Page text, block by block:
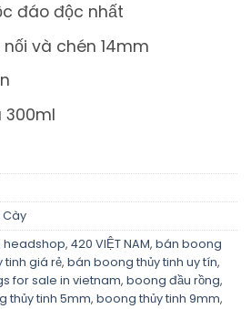
đáo độc nhất
và chén 14mm
300ml
Cày
headshop, 420 VIỆT NAM, bán boong
tinh giá rẻ, bán boong thủy tinh uy tín,
for sale in vietnam, boong đầu rồng,
thủy tinh 5mm, boong thủy tinh 9mm,